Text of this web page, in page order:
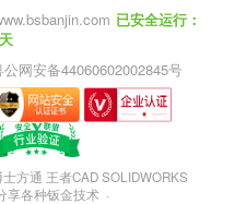
已安全运行：
公网安备44060602002845号
方通 王者CAD SOLIDWORKS
享各种钣金技术 ·